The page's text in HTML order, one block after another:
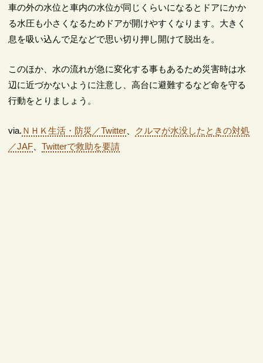
車の外の水位と車内の水位が同じくらいになるとドアにかか
る水圧も小さくなるためドアが開けやすくなります。大きく
息を吸い込んで足などで思い切り押し開けて脱出を。
このほか、水の流れが急に変化する事もあるため災害時は水
辺に近づかないように注意し、高台に避難するなど命を守る
行動をとりましょう。
via. ＮＨＫ生活・防災／Twitter
クルマが水没したときの対処
／JAF 、Twitterで救助を要請